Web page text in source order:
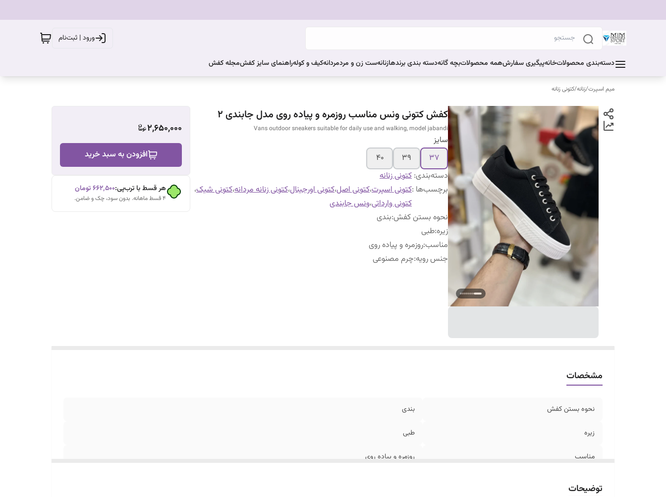
ورود | ثبت‌نام
دسته‌بندی محصولاتخانهپیگیری سفارشهمه محصولاتبچه گانهدسته بندی برندهازنانهست زن و مردمردانهکیف و کولهراهنمای سایز کفشمجله کفش
میم اسپرت/زنانه/کتونی زنانه
کفش کتونی ونس مناسب روزمره و پیاده روی مدل جابندی ۲
Vans outdoor sneakers suitable for daily use and walking, model jabandi
سایز
۳۷
۳۹
۴۰
دسته‌بندی: کتونی زنانه
برچسب‌ها :کتونی اسپرت،کتونی اصل،کتونی اورجینال،کتونی زنانه مردانه،کتونی شیک،
کتونی وارداتی،ونس جابندی
نحوه بستن کفش:بندی
زیره:طبی
مناسب:روزمره و پیاده روی
جنس رویه:چرم مصنوعی
2,650,000
افزودن به سبد خرید
هر قسط با ترب‌پی:۶۶۲٬۵۰۰تومان
۴ قسط ماهانه. بدون سود، چک و ضامن.
مشخصات
نحوه بستن کفش بندی
زیره طبی
مناسب روزمره و پیاده روی
توضیحات